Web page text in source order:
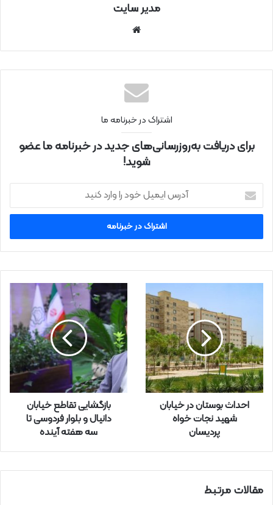
مدیر سایت
نتی
اشتراک در خبرنامه ما
برای دریافت به‌روزرسانی‌های جدید در خبرنامه ما عضو
شوید!
ر
ا
ی
ر
ا
و
ا
ر
احداث بوستان در خیابان
شهید نجات خواه
پردیسان
بازگشایی تقاطع خیابان
دانیال و بلوار فردوسی تا
سه هفته آینده
مقالات مرتبط